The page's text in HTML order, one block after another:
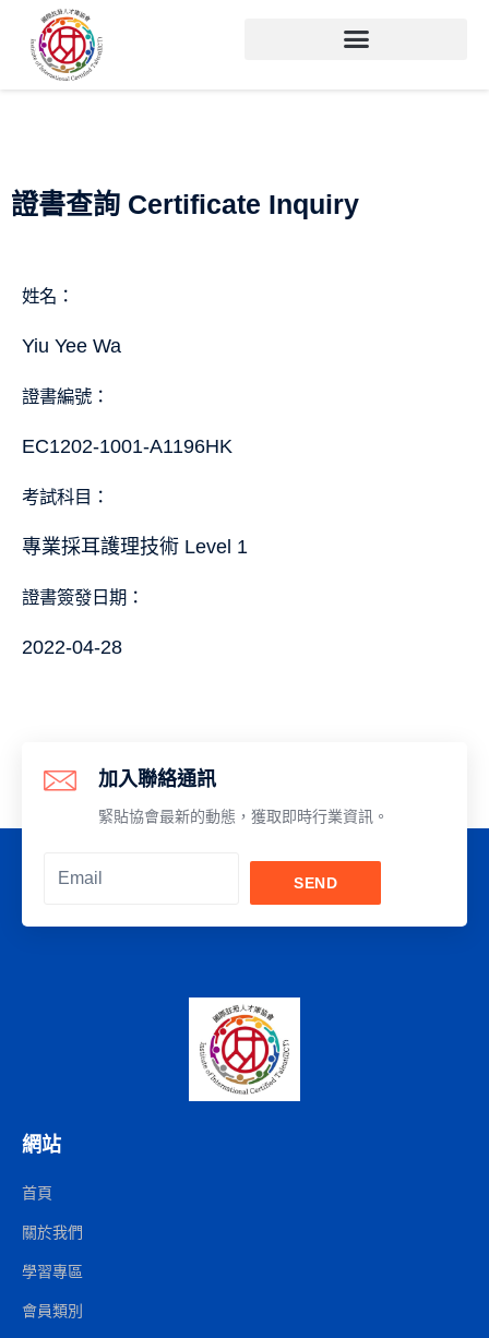
證書查詢 Certificate Inquiry
姓名：
Yiu Yee Wa
證書編號：
EC1202-1001-A1196HK
考試科目：
專業採耳護理技術 Level 1
證書簽發日期：
2022-04-28
加入聯絡通訊
緊貼協會最新的動態，獲取即時行業資訊。
SEND
網站
首頁
關於我們
學習專區
會員類別